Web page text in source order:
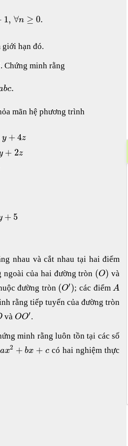
1, ∀n ≥ 0.
giới hạn đó.
. Chứng minh rằng
bc.
mãn hệ phương trình
y + 4z
+ 2z
+ 5
nhau và cắt nhau tại hai điểm
của hai đường tròn (O) và
đường tròn (O′); các điểmA
rằng tiếp tuyến của đường tròn
và OO′.
minh rằng luôn tồn tại các số
ax2 + bx + ccó hai nghiệm thực